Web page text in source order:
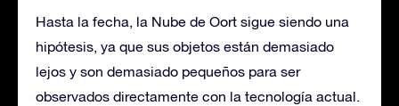
Hasta la fecha, la Nube de Oort sigue siendo una
hipótesis, ya que sus objetos están demasiado
lejos y son demasiado pequeños para ser
observados directamente con la tecnología actual.